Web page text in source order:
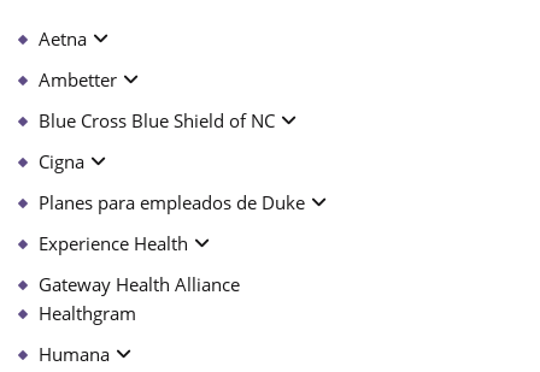
Aetna
Ambetter
Blue Cross Blue Shield of NC
Cigna
Planes para empleados de Duke
Experience Health
Gateway Health Alliance
Healthgram
Humana